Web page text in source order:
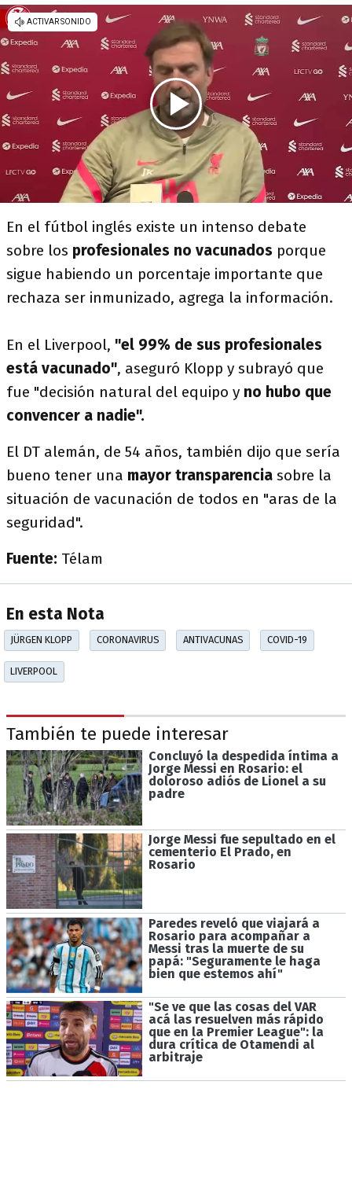
En el fútbol inglés existe un intenso debate
sobre los profesionales no vacunados porque
sigue habiendo un porcentaje importante que
rechaza ser inmunizado, agrega la información.
En el Liverpool, "el 99% de sus profesionales
está vacunado", aseguró Klopp y subrayó que
fue "decisión natural del equipo y no hubo que
convencer a nadie".
El DT alemán, de 54 años, también dijo que sería
bueno tener una mayor transparencia sobre la
situación de vacunación de todos en "aras de la
seguridad".
Fuente: Télam
En esta Nota
JÜRGEN KLOPP CORONAVIRUS ANTIVACUNAS COVID-19
LIVERPOOL
También te puede interesar
Concluyó la despedida íntima a
Jorge Messi en Rosario: el
doloroso adiós de Lionel a su
padre
Jorge Messi fue sepultado en el
cementerio El Prado, en
Rosario
Paredes reveló que viajará a
Rosario para acompañar a
Messi tras la muerte de su
papá: "Seguramente le haga
bien que estemos ahí"
"Se ve que las cosas del VAR
acá las resuelven más rápido
que en la Premier League": la
dura crítica de Otamendi al
arbitraje